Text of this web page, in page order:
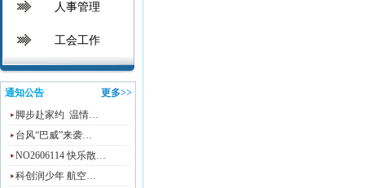
人事管理
工会工作
通知公告
更多>>
脚步赴家约 温情…
台风“巴威”来袭…
NO2606114 快乐散…
科创润少年 航空…